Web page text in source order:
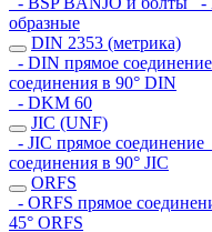
образные
DIN 2353 (метрика)
- DIN прямое соединение
соединения в 90° DIN
- DKM 60
JIC (UNF)
- JIC прямое соединение
соединения в 90° JIC
ORFS
- ORFS прямое
45° ORFS